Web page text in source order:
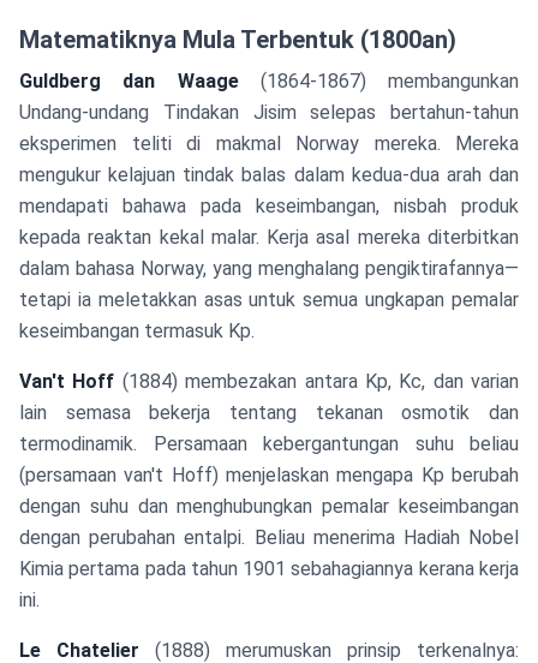
Matematiknya Mula Terbentuk (1800an)
Guldberg dan Waage(1864-1867) membangunkan
Undang-undang Tindakan Jisim selepas bertahun-tahun
eksperimen teliti di makmal Norway mereka. Mereka
mengukur kelajuan tindak balas dalam kedua-dua arah dan
mendapati bahawa pada keseimbangan, nisbah produk
kepada reaktan kekal malar. Kerja asal mereka diterbitkan
dalam bahasa Norway, yang menghalang pengiktirafannya—
tetapi ia meletakkan asas untuk semua ungkapan pemalar
keseimbangan termasuk Kp.
Van't Hoff (1884) membezakan antara Kp, Kc, dan varian
lain semasa bekerja tentang tekanan osmotik dan
termodinamik. Persamaan kebergantungan suhu beliau
(persamaan van't Hoff) menjelaskan mengapa Kp berubah
dengan suhu dan menghubungkan pemalar keseimbangan
dengan perubahan entalpi. Beliau menerima Hadiah Nobel
Kimia pertama pada tahun 1901 sebahagiannya kerana kerja
ini.
Le Chatelier (1888) merumuskan prinsip terkenalnya: